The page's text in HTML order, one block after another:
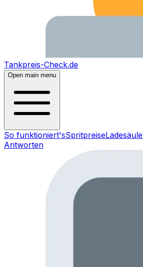
Tankpreis-Check.de
Open main menu
So funktioniert'sSpritpreise
Antworten